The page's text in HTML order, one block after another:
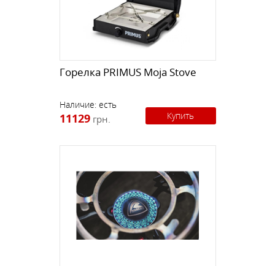
Горелка PRIMUS Moja Stove
Наличие: есть
11129 грн. Купить